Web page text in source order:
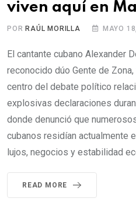
viven aquí en
POR RAÚL MORILLA MAYO
El cantante cubano Alexander
reconocido dúo Gente de
centro del debate político
explosivas declaraciones
donde denunció que
cubanos residían actualmente
lujos, negocios y estabilidad
READ MORE